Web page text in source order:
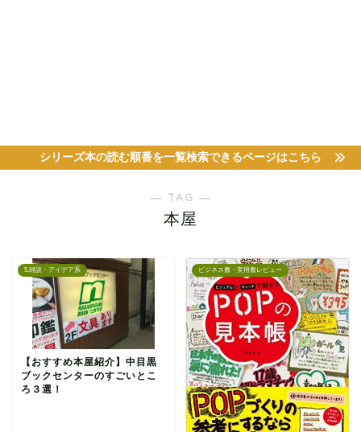
シリーズ本の読む順番を一覧検索できるページはこちら
― TAG ―
本屋
5.雑談・アイデア系
【おすすめ本屋紹介】中目黒
ブックセンターのすごいとこ
ろ３選！
ビジネス書・実用書レビュー
本の読み方
読書グッズ